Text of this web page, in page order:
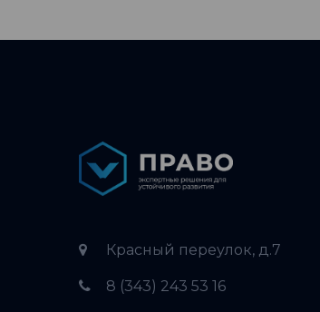
Красный переулок, д.7
8 (343) 243 53 16